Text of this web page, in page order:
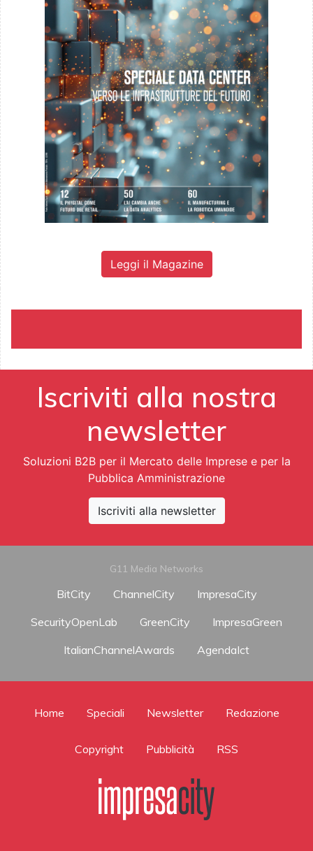
Leggi il Magazine
Iscriviti alla nostra
newsletter
Soluzioni B2B per il Mercato delle Imprese e per la
Pubblica Amministrazione
Iscriviti alla newsletter
G11 Media Networks
BitCity ChannelCity
ImpresaCity
SecurityOpenLab
GreenCity
ImpresaGreen
ItalianChannelAwards
AgendaIct
Home Speciali Newsletter Redazione
Copyright Pubblicità RSS